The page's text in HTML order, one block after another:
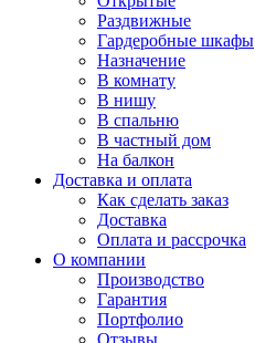
Раздвижные
Гардеробные шкафы
Назначение
В комнату
В нишу
В спальню
В частный дом
На балкон
Доставка и оплата
Как сделать заказ
Доставка
Оплата и рассрочка
О компании
Производство
Гарантия
Портфолио
Отзывы